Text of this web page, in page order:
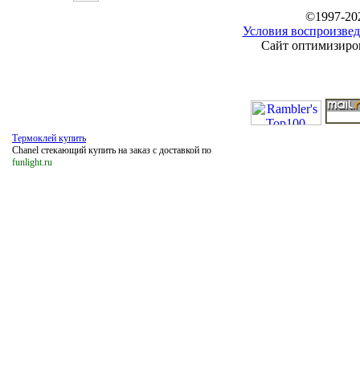
©1997-
Условия
Сайт
Термоклей купить
Chanel стекающий купить на заказ с доставкой по
funlight.ru